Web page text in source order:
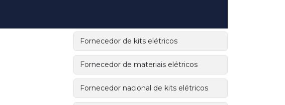
Fornecedor de kits elétricos
Fornecedor de materiais elétricos
Fornecedor nacional de kits elétricos